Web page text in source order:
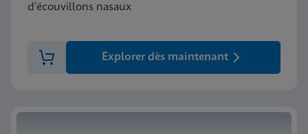
d’écouvillons nasaux
Explorer dès maintenant